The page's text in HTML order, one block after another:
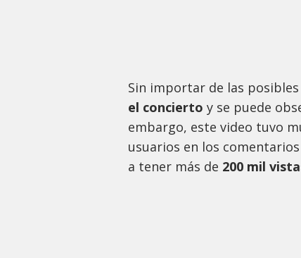
Sin importar de las
el concierto y se puede
embargo, este video tuvo
usuarios en los
a tener más de 200 mil